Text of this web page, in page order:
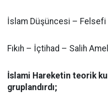
İslam Düşüncesi – Felsefi
Fıkıh – İçtihad – Salih Amel
İslami Hareketin teorik
gruplandırdı;